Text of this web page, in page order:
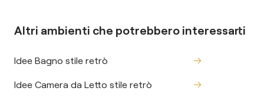
Altri ambienti che potrebbero interessarti
Idee Bagno stile retrò
Idee Camera da Letto stile retrò